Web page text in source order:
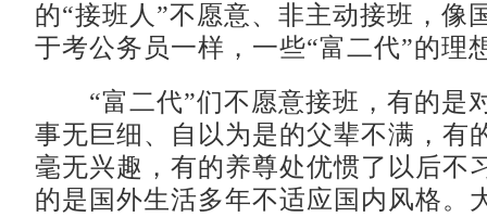
的“接班人”不愿意、非主动接班，像
于考公务员一样，一些“富二代”的理
“富二代”们不愿意接班，有的是
事无巨细、自以为是的父辈不满，有
毫无兴趣，有的养尊处优惯了以后不
的是国外生活多年不适应国内风格。